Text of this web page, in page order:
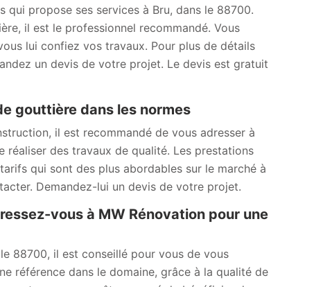
propose ses services à Bru, dans le 88700.
il est le professionnel recommandé. Vous
lui confiez vos travaux. Pour plus de détails
un devis de votre projet. Le devis est gratuit
gouttière dans les normes
il est recommandé de vous adresser à
réaliser des travaux de qualité. Les prestations
qui sont des plus abordables sur le marché à
Demandez-lui un devis de votre projet.
vous à MW Rénovation pour une
88700, il est conseillé pour vous de vous
référence dans le domaine, grâce à la qualité de